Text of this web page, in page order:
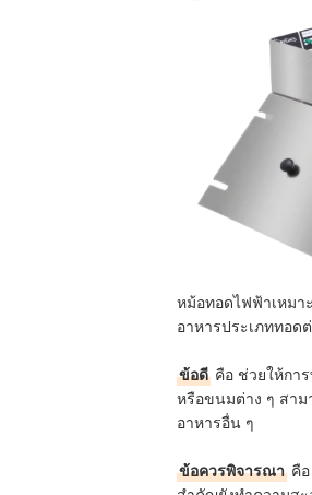
หม้อทอดไฟฟ้าเหมา
อาหารประเภททอด
ข้อดี คือ ช่วยให้กา
หรือขนมต่าง ๆ สาม
อาหารอื่น ๆ
ข้อควรพิจารณา คื